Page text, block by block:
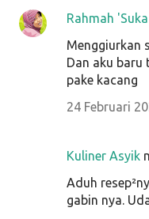
Rahmah
Menggiurkan
Dan aku baru
pake kacang
24 Februari
Kuliner Asyik
Aduh
gabin nya.